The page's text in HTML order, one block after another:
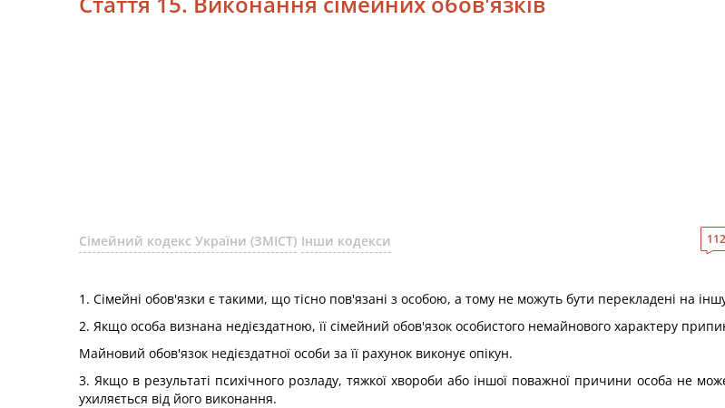
Сімейний кодекс України (ЗМІСТ) Інши кодекси
1. Сімейні обов'язки є такими, що тісно пов'язані з особою, а тому не можуть бути перекладені на
2. Якщо особа визнана недієздатною, її сімейний обов'язок особистого немайнового характеру
Майновий обов'язок недієздатної особи за її рахунок виконує опікун.
3. Якщо в результаті психічного розладу, тяжкої хвороби або іншої поважної причини особа не
ухиляється від його виконання.